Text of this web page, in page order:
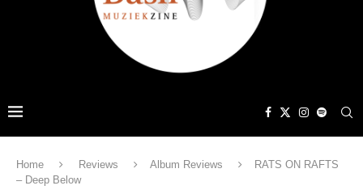
Home Reviews Album Reviews
RATS ON RAFTS
– Deep Below